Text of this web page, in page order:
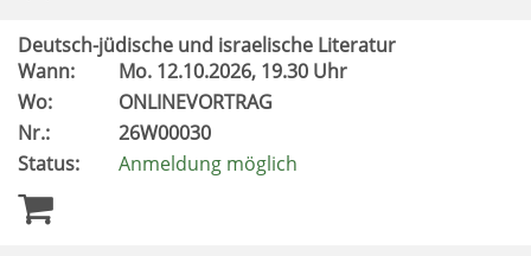
Deutsch-jüdische und israelische Literatur
Wann:
Mo. 12.10.2026, 19.30 Uhr
Wo:
ONLINEVORTRAG
Nr.:
26W00030
Status:
Anmeldung möglich